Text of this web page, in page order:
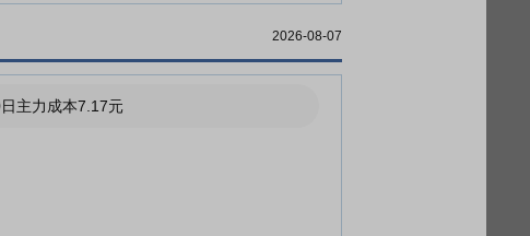
2026-08-07
主力成本7.17元